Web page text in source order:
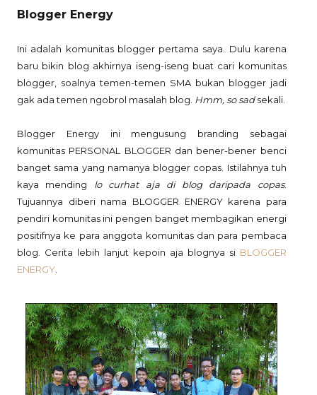
Blogger Energy
Ini adalah komunitas blogger pertama saya. Dulu karena
baru bikin blog akhirnya iseng-iseng buat cari komunitas
blogger, soalnya temen-temen SMA bukan blogger jadi
gak ada temen ngobrol masalah blog. Hmm, so sadsekali.
Blogger Energy ini mengusung branding sebagai
komunitas PERSONAL BLOGGER dan bener-bener benci
banget sama yang namanya blogger copas. Istilahnya tuh
kaya mending lo curhat aja di blog daripada copas.
Tujuannya diberi nama BLOGGER ENERGY karena para
pendiri komunitas ini pengen banget membagikan energi
positifnya ke para anggota komunitas dan para pembaca
blog. Cerita lebih lanjut kepoin aja blognya si BLOGGER
ENERGY